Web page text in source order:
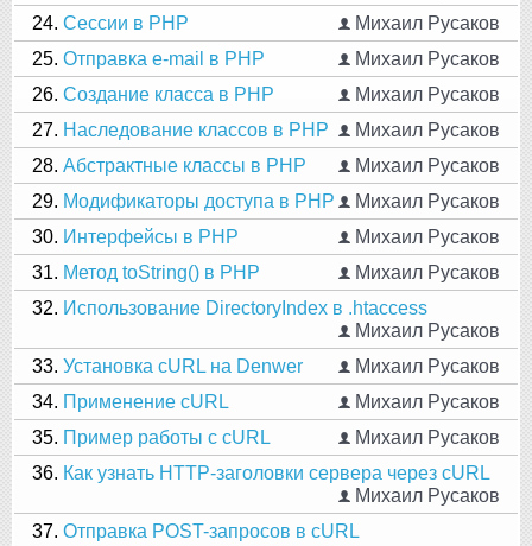
24. Сессии в PHP
Михаил Русаков
25. Отправка e-mail в PHP
Михаил Русаков
26. Создание класса в PHP
Михаил Русаков
27. Наследование классов в PHP
Михаил Русаков
28. Абстрактные классы в PHP
Михаил Русаков
29. Модификаторы доступа в PHP
Михаил Русаков
30. Интерфейсы в PHP
Михаил Русаков
31. Метод toString() в PHP
Михаил Русаков
32. Использование DirectoryIndex в .htaccess
Михаил Русаков
33. Установка cURL на Denwer
Михаил Русаков
34. Применение cURL
Михаил Русаков
35. Пример работы с cURL
Михаил Русаков
36. Как узнать HTTP-заголовки сервера через cURL
Михаил Русаков
37. Отправка POST-запросов в cURL